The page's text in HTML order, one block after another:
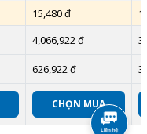
15,480 đ
4,066,922 đ
626,922 đ
CHỌN MUA